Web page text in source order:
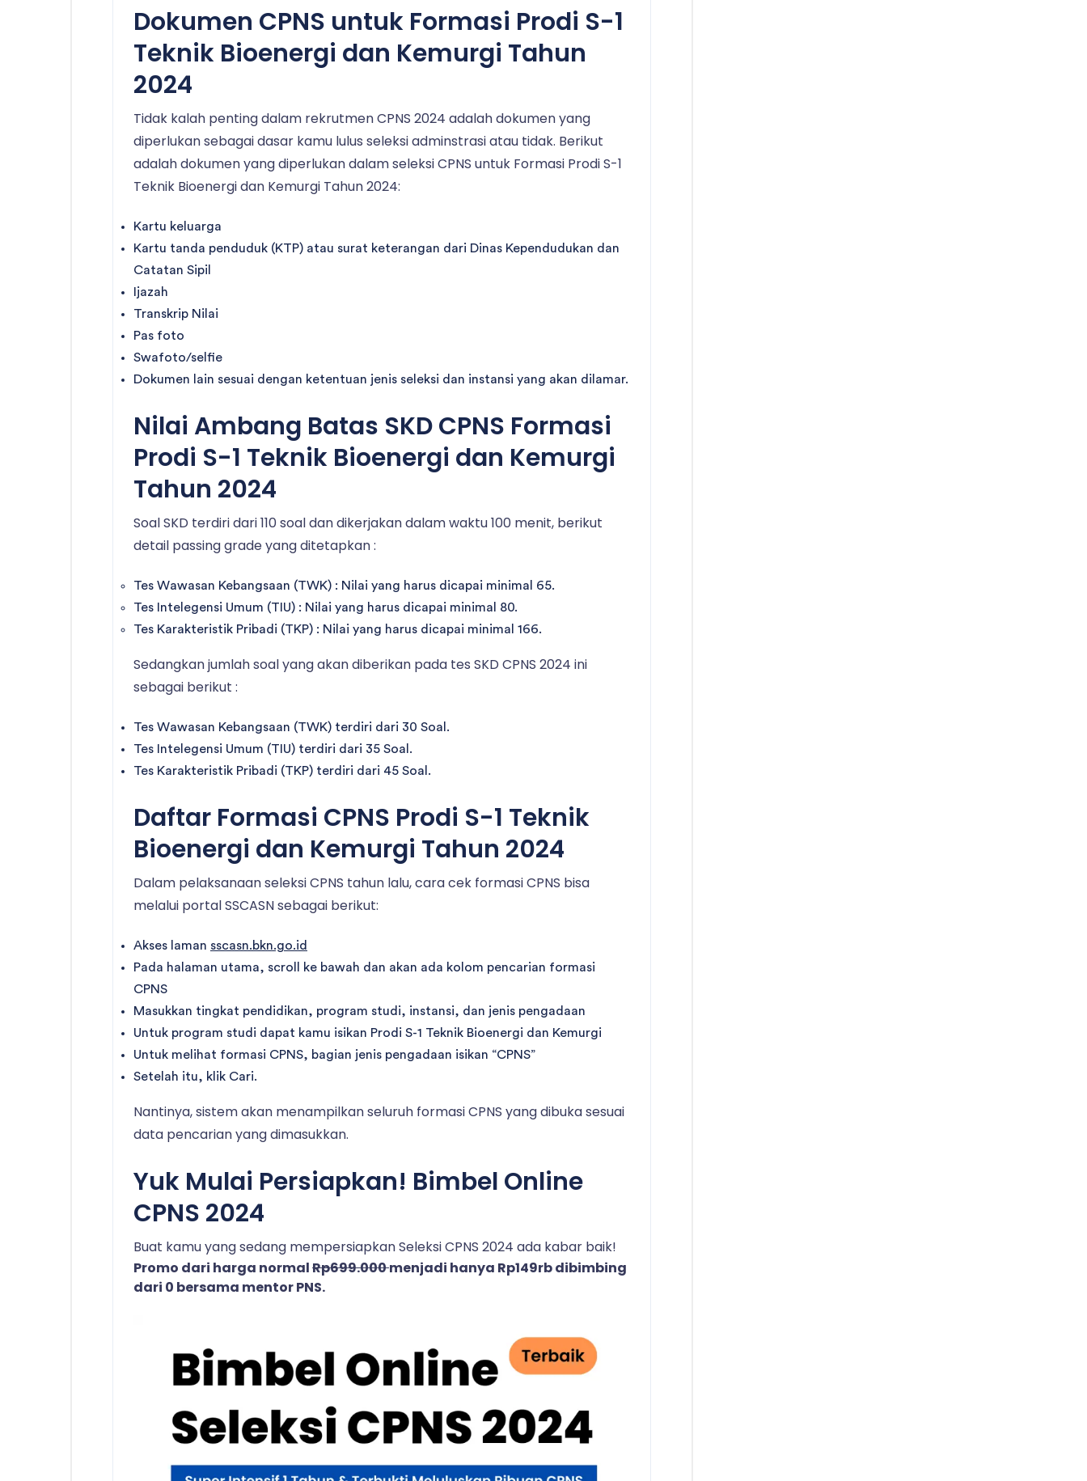
Dokumen CPNS untuk Formasi Prodi S-1
Teknik Bioenergi dan Kemurgi Tahun
2024
Tidak kalah penting dalam rekrutmen CPNS 2024 adalah dokumen yang
diperlukan sebagai dasar kamu lulus seleksi adminstrasi atau tidak. Berikut
adalah dokumen yang diperlukan dalam seleksi CPNS untuk Formasi Prodi S-1
Teknik Bioenergi dan Kemurgi Tahun 2024:
Kartu keluarga
Kartu tanda penduduk (KTP) atau surat keterangan dari Dinas Kependudukan dan
Catatan Sipil
Ijazah
Transkrip Nilai
Pas foto
Swafoto/selfie
Dokumen lain sesuai dengan ketentuan jenis seleksi dan instansi yang akan dilamar.
Nilai Ambang Batas SKD CPNS Formasi
Prodi S-1 Teknik Bioenergi dan Kemurgi
Tahun 2024
Soal SKD terdiri dari 110 soal dan dikerjakan dalam waktu 100 menit, berikut
detail passing grade yang ditetapkan :
Tes Wawasan Kebangsaan (TWK) : Nilai yang harus dicapai minimal 65.
Tes Intelegensi Umum (TIU) : Nilai yang harus dicapai minimal 80.
Tes Karakteristik Pribadi (TKP) : Nilai yang harus dicapai minimal 166.
Sedangkan jumlah soal yang akan diberikan pada tes SKD CPNS 2024 ini
sebagai berikut :
Tes Wawasan Kebangsaan (TWK) terdiri dari 30 Soal.
Tes Intelegensi Umum (TIU) terdiri dari 35 Soal.
Tes Karakteristik Pribadi (TKP) terdiri dari 45 Soal.
Daftar Formasi CPNS Prodi S-1 Teknik
Bioenergi dan Kemurgi Tahun 2024
Dalam pelaksanaan seleksi CPNS tahun lalu, cara cek formasi CPNS bisa
melalui portal SSCASN sebagai berikut:
Akses laman sscasn.bkn.go.id
Pada halaman utama, scroll ke bawah dan akan ada kolom pencarian formasi
CPNS
Masukkan tingkat pendidikan, program studi, instansi, dan jenis pengadaan
Untuk program studi dapat kamu isikan Prodi S-1 Teknik Bioenergi dan Kemurgi
Untuk melihat formasi CPNS, bagian jenis pengadaan isikan “CPNS”
Setelah itu, klik Cari.
Nantinya, sistem akan menampilkan seluruh formasi CPNS yang dibuka sesuai
data pencarian yang dimasukkan.
Yuk Mulai Persiapkan! Bimbel Online
CPNS 2024
Buat kamu yang sedang mempersiapkan Seleksi CPNS 2024 ada kabar baik!
Promo dari harga normalRp699.000menjadi hanya Rp149rb dibimbing
dari 0 bersama mentor PNS.